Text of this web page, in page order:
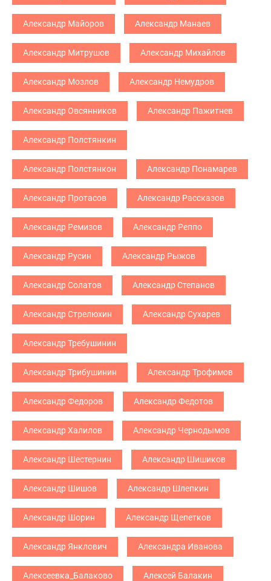
Александр Майоров Александр Манаев
Александр Митрушов Александр Михайлов
Александр Мозлов Александр Немудров
Александр Овсянников Александр Пажитнев
Александр Полстянкин
Александр Полстянкон Александр Понамарев
Александр Протасов Александр Рассказов
Александр Ремизов Александр Реппо
Александр Русин Александр Рыжов
Александр Солатов Александр Степанов
Александр Стрелюхин Александр Сухарев
Александр Требушинин
Александр Трибушинин Александр Трофимов
Александр Федоров Александр Федотов
Александр Халилов Александр Чернодымов
Александр Шестернин Александр Шишиков
Александр Шишов Александр Шлепкин
Александр Шорин Александр Щепетков
Александр Янклович Александра Иванова
Алексеевка_Балаково Алексей Балакин